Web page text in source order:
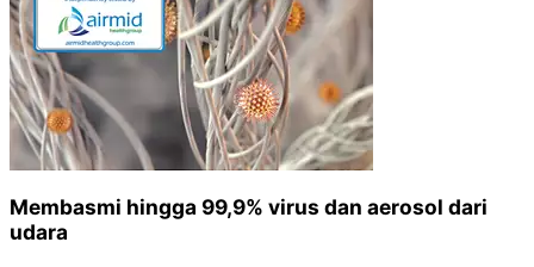
Membasmi hingga 99,9% virus dan aerosol dari
udara